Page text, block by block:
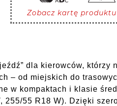
Zobacz kartę produktu
dla kierowców, którzy
– od miejskich do
w kompaktach i klasie
255/55 R18 W). Dzięki